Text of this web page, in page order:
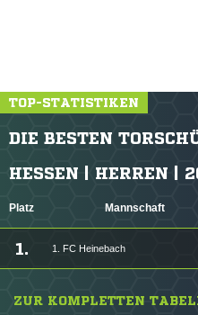
TOP-STATISTIKEN
DIE BESTEN
HESSEN | HERREN |
Platz Mannschaft
1. 1. FC Heinebach
ZUR KOMPLETTEN